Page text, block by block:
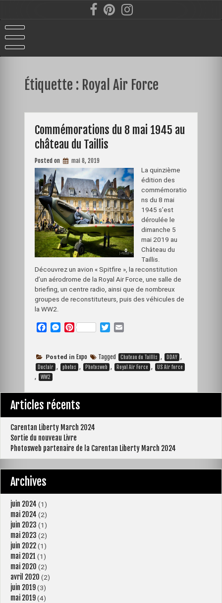
content
Étiquette : Royal Air Force
Commémorations du 8 mai 1945 au
château du Taillis
Posted on
mai 8, 2019
La quinzième
édition des
commémoratio
ns du 8 mai
1945 s’est
déroulée le
dimanche 5
mai 2019 au
Château du
Taillis.
Découvrez un avion « Spitfire », la reconstitution
d’un aérodrome de la Royal Air Force, une salle de
briefing, un centre radio, ainsi que de nombreux
groupes de reconstituteurs, puis des véhicules de
la WW2.
e
b
o
M
s
e
r
P
t
e
t
t
t
i
l
Posted in Expo Tagged Chateau du Taillis , DDAY ,
Duclair , photos , Photosweb , Royal Air Force , US Air force
, WW2
Articles récents
Carentan Liberty March 2024
Sortie du nouveau Livre
Photosweb partenaire de la Carentan Liberty March 2024
Archives
juin 2024 (1)
mai 2024 (2)
juin 2023 (1)
mai 2023 (2)
juin 2022 (1)
mai 2021 (1)
mai 2020 (2)
avril 2020 (2)
juin 2019 (3)
mai 2019 (4)